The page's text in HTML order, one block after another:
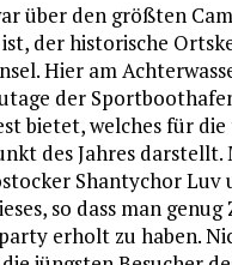
über den größten
der historische
Hier am
der
bietet, welches für
des Jahres
Shantychor
so dass man
erholt zu haben.